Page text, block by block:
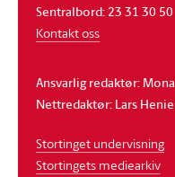
Sentralbord: 23 31 30 50
Kontakt oss
Ansvarlig redaktør:
Nettredaktør: Lars
Stortinget undervisning
Stortingets mediearkiv